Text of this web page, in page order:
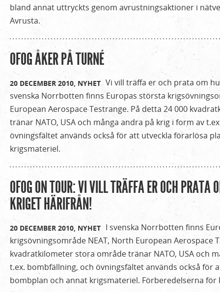
bland annat uttryckts genom avrustningsaktioner i
Avrusta.
OFOG ÅKER PÅ TURNÉ
20 DECEMBER 2010, NYHET Vi vill träffa er och prata om
svenska Norrbotten finns Europas största
European Aerospace Testrange. På detta 24 000
tränar NATO, USA och många andra på krig i form av
övningsfältet används också för att utveckla förarlösa
krigsmateriel.
OFOG ON TOUR: VI VILL TRÄFFA ER OCH PRATA
KRIGET HÄRIFRÅN!
20 DECEMBER 2010, NYHET I svenska Norrbotten finns
krigsövningsområde NEAT, North European Aerospace
kvadratkilometer stora område tränar NATO, USA och
t.ex. bombfällning, och övningsfältet används också för
bombplan och annat krigsmateriel. Förberedelserna